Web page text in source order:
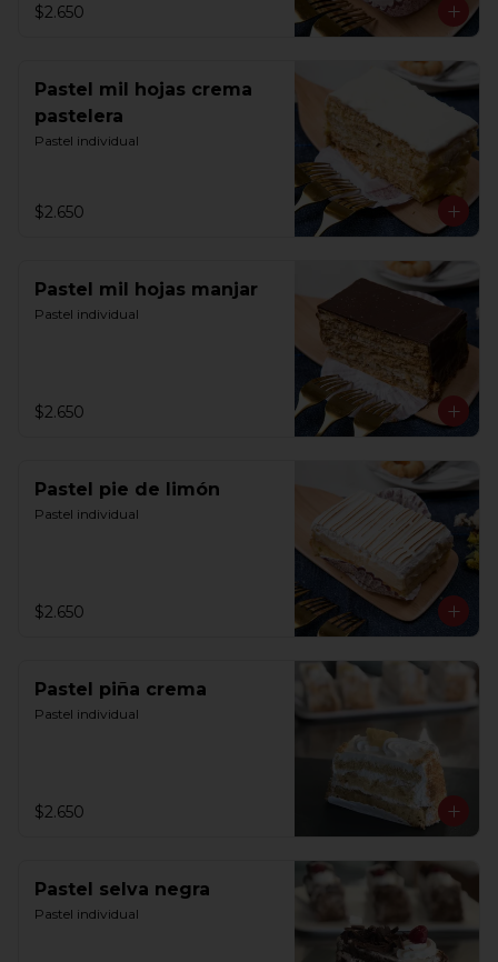
$2.650
Pastel mil hojas crema
pastelera
Pastel individual
$2.650
Pastel mil hojas manjar
Pastel individual
$2.650
Pastel pie de limón
Pastel individual
$2.650
Pastel piña crema
Pastel individual
$2.650
Pastel selva negra
Pastel individual